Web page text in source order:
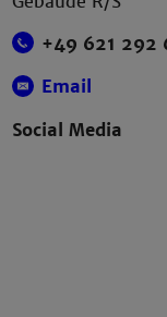
+49 621 292
Email
Social Media